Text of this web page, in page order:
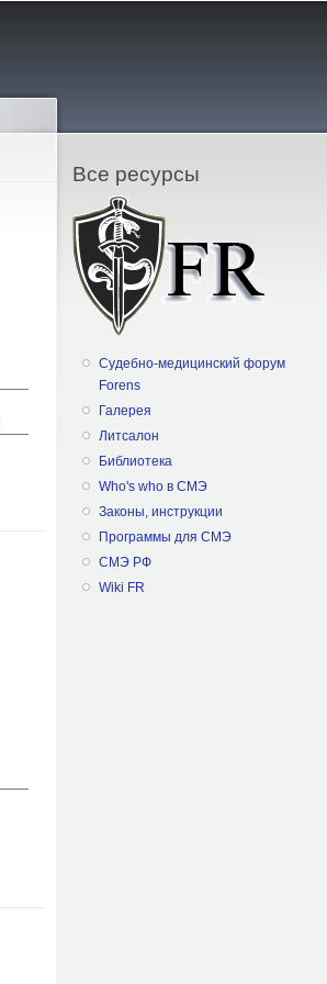
Все ресурсы
Судебно-медицинский форум
Forens
Галерея
Литсалон
Библиотека
Who's who в СМЭ
Законы, инструкции
Программы для СМЭ
СМЭ РФ
Wiki FR